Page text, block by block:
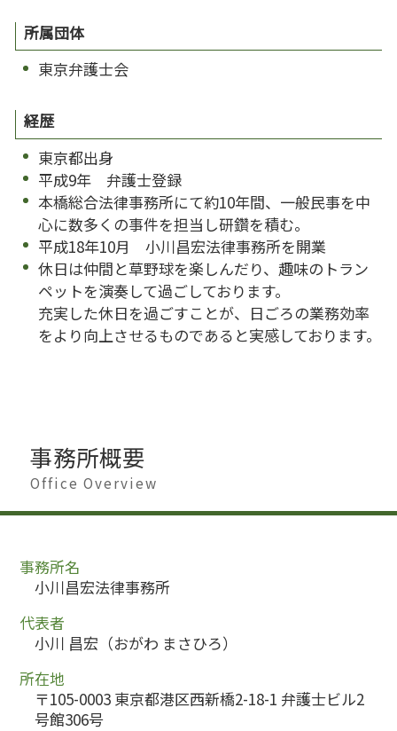
所属団体
東京弁護士会
経歴
東京都出身
平成9年 弁護士登録
本橋総合法律事務所にて約10年間、一般民事を中
心に数多くの事件を担当し研鑽を積む。
平成18年10月 小川昌宏法律事務所を開業
休日は仲間と草野球を楽しんだり、趣味のトラン
ペットを演奏して過ごしております。
充実した休日を過ごすことが、日ごろの業務効率
をより向上させるものであると実感しております。
事務所概要
Office Overview
事務所名
小川昌宏法律事務所
代表者
小川 昌宏（おがわ まさひろ）
所在地
〒105-0003 東京都港区西新橋2-18-1 弁護士ビル2
号館306号